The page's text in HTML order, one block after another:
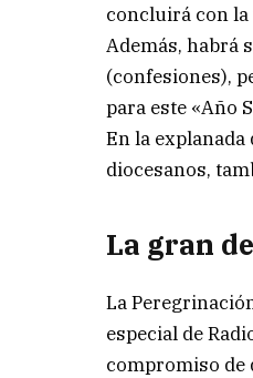
concluirá con la
Además, habrá
(confesiones),
para este «Año
En la
diocesanos,
La gran
La
especial de
compromiso de